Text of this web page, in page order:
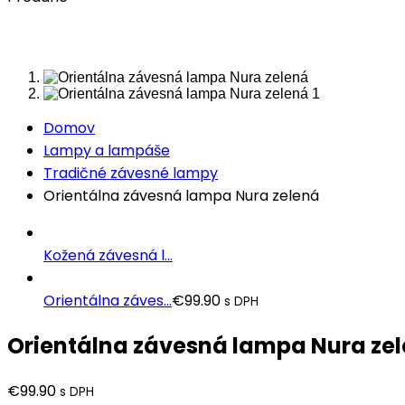
Domov
Lampy a lampáše
Tradičné závesné lampy
Orientálna závesná lampa Nura zelená
Kožená závesná l...
Orientálna záves...€99.90 s DPH
Orientálna závesná lampa Nura
€99.90 s DPH